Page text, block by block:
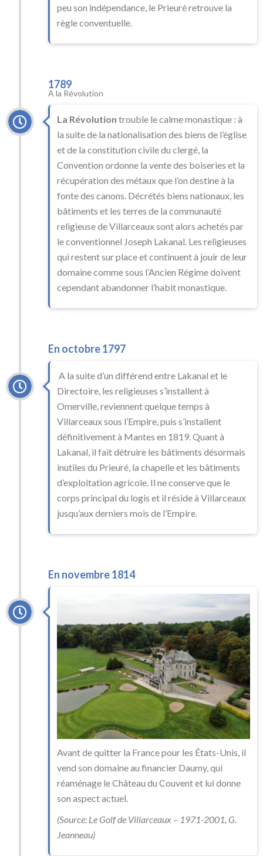
peu son indépendance, le Prieuré retrouve la
règle conventuelle.
1789
A la Révolution
La Révolution trouble le calme monastique : à
la suite de la nationalisation des biens de l’église
et de la constitution civile du clergé, la
Convention ordonne la vente des boiseries et la
récupération des métaux que l’on destine à la
fonte des canons. Décrétés biens nationaux, les
bâtiments et les terres de la communauté
religieuse de Villarceaux sont alors achetés par
le conventionnel Joseph Lakanal. Les religieuses
qui restent sur place et continuent à jouir de leur
domaine comme sous l’Ancien Régime doivent
cependant abandonner l’habit monastique.
En octobre 1797
A la suite d’un différend entre Lakanal et le
Directoire, les religieuses s’installent à
Omerville, reviennent quelque temps à
Villarceaux sous l’Empire, puis s’installent
définitivement à Mantes en 1819. Quant à
Lakanal, il fait détruire les bâtiments désormais
inutiles du Prieuré, la chapelle et les bâtiments
d’exploitation agricole. Il ne conserve que le
corps principal du logis et il réside à Villarceaux
jusqu’aux derniers mois de l’Empire.
En novembre 1814
Avant de quitter la France pour les États-Unis, il
vend son domaine au financier Daumy, qui
réaménage le Château du Couvent et lui donne
son aspect actuel.
(Source: Le Golf de Villarceaux – 1971-2001, G.
Jeanneau)